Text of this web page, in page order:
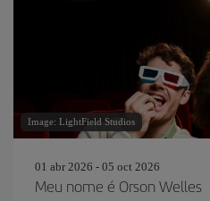
Image: LightField Studios
01 abr 2026 - 05 oct 2026
Meu nome é Orson Welles